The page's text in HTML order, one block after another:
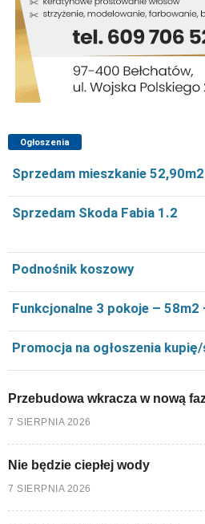
Ogłoszenia
Sprzedam mieszkanie 52,90m2
Sprzedam Skoda Fabia 1.2
Podnośnik koszowy
Funkcjonalne 3 pokoje –
Promocja na ogłoszenia
Przebudowa wkracza w nową
7 SIERPNIA 2026
Nie będzie ciepłej wody
7 SIERPNIA 2026